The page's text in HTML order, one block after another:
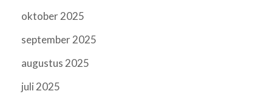
oktober 2025
september 2025
augustus 2025
juli 2025